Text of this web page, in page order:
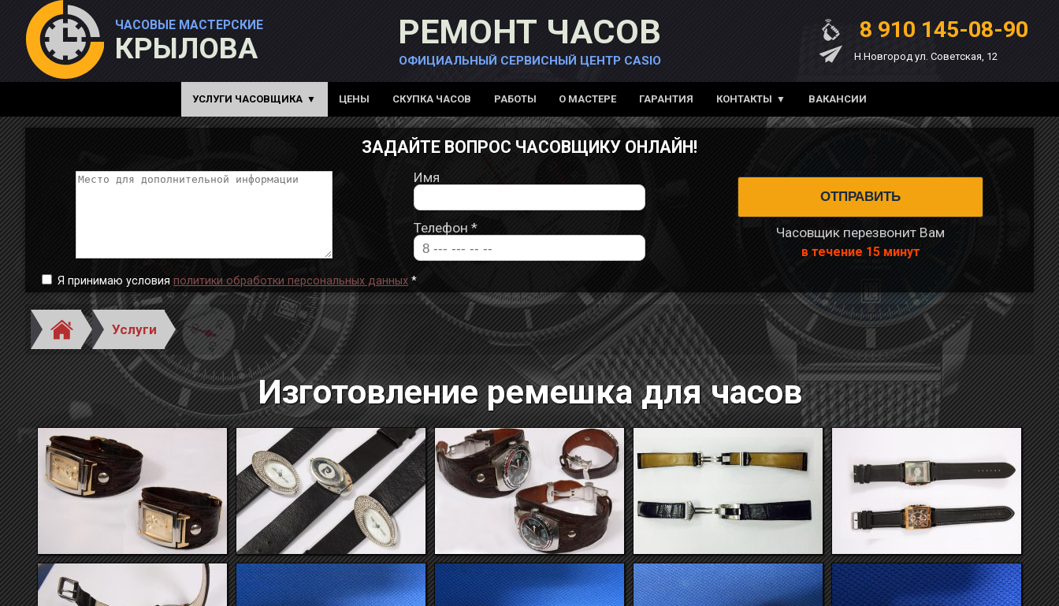
ЧАСОВЫЕ МАСТЕРСКИЕ
КРЫЛОВА РЕМОНТ ЧАСОВ
ОФИЦИАЛЬНЫЙ СЕРВИСНЫЙ ЦЕНТР CASIO
8 910 145-08-90
Н.Новгород ул. Советская, 12
УСЛУГИ ЧАСОВЩИКА ЦЕНЫ СКУПКА ЧАСОВ РАБОТЫ О МАСТЕРЕ ГАРАНТИЯ КОНТАКТЫ ВАКАНСИИ
ЗАДАЙТЕ ВОПРОС ЧАСОВЩИКУ ОНЛАЙН!
Имя
Телефон * Часовщик перезвонит Вам
в течение 15 минут
Я принимаю условияполитики обработки персональных данных *
Услуги
Изготовление ремешка для часов